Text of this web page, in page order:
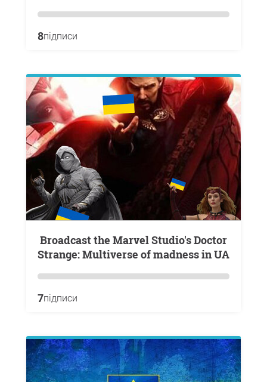
8підписи
Broadcast the Marvel Studio's Doctor
Strange: Multiverse of madness in UA
7підписи